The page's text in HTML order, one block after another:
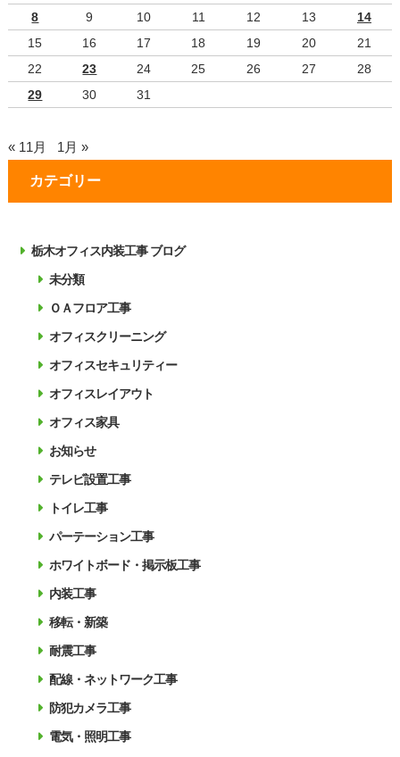
8
9 10 11 12 13
14
15
16 17 18 19 20
21
22
23 24 25 26 27
28
29
30 31
« 11月 1月 »
カテゴリー
栃木オフィス内装工事 ブログ
未分類
ＯＡフロア工事
オフィスクリーニング
オフィスセキュリティー
オフィスレイアウト
オフィス家具
お知らせ
テレビ設置工事
トイレ工事
パーテーション工事
ホワイトボード・掲示板工事
内装工事
移転・新築
耐震工事
配線・ネットワーク工事
防犯カメラ工事
電気・照明工事